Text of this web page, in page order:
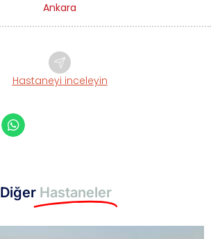
Ankara
Hastaneyi inceleyin
Diğer Hastaneler